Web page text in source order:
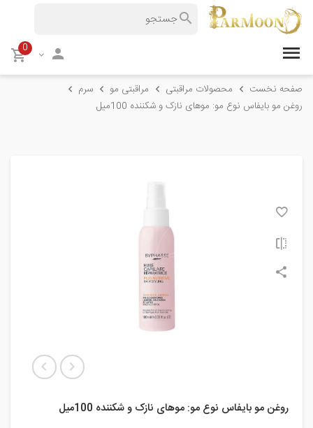
0
صفحه نخست محصولات مراقبتی مراقبتی مو
سرم
روغن مو بایفاس نوع مو: موهای نازک و شکننده 100میل
روغن مو بایفاس نوع مو: موهای نازک و شکننده 100میل